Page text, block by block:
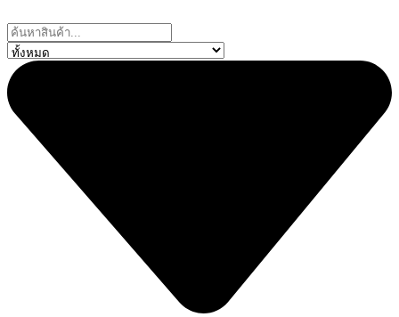
to
content
Search
...